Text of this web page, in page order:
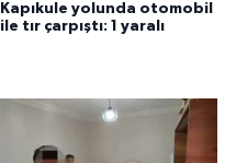
Kapıkule yolunda otomobil
ile tır çarpıştı: 1 yaralı